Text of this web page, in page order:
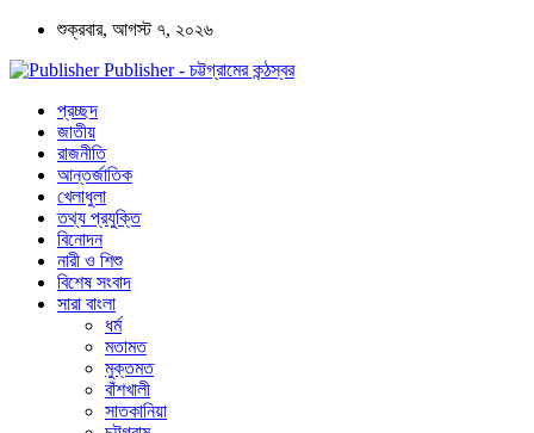
শুক্রবার, আগস্ট ৭, ২০২৬
Publisher - চট্টগ্রামের কন্ঠস্বর
প্রচ্ছদ
জাতীয়
রাজনীতি
আন্তর্জাতিক
খেলাধুলা
তথ্য প্রযুক্তি
বিনোদন
নারী ও শিশু
বিশেষ সংবাদ
সারা বাংলা
ধর্ম
মতামত
মুক্তমত
বাঁশখালী
সাতকানিয়া